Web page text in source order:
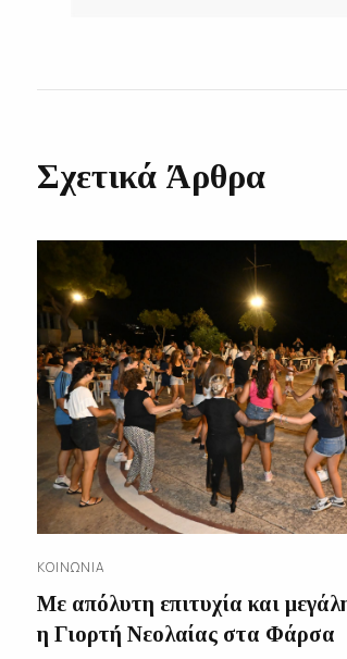
Σχετικά Άρθρα
ΚΟΙΝΩΝΊΑ
Με απόλυτη επιτυχία και
η Γιορτή Νεολαίας στα Φάρσα